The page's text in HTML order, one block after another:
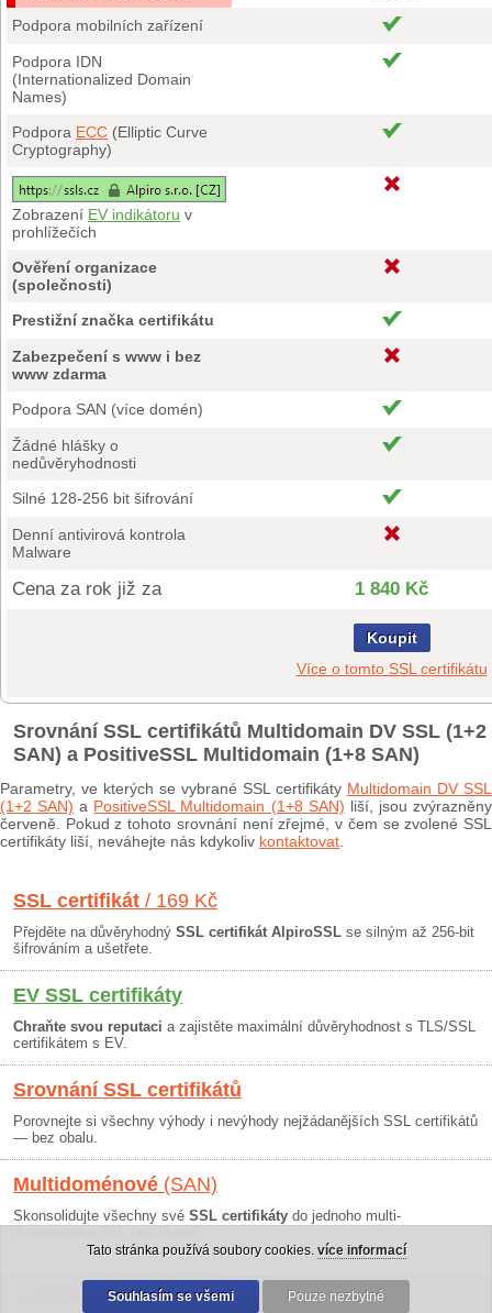
Podpora mobilních zařízení
Podpora IDN
(Internationalized Domain
Names)
Podpora ECC (Elliptic Curve
Cryptography)
Zobrazení EV indikátoru v
prohlížečích
Ověření organizace
(společnosti)
Prestižní značka certifikátu
Zabezpečení s www i bez
www zdarma
Podpora SAN (více domén)
Žádné hlášky o
nedůvěryhodnosti
Silné 128-256 bit šifrování
Denní antivirová kontrola
Malware
Cena za rok již za 1 840 Kč
Koupit
Více o tomto SSL certifikátu
Srovnání SSL certifikátů Multidomain DV SSL (1+2
SAN) a PositiveSSL Multidomain (1+8 SAN)
Parametry, ve kterých se vybrané SSL certifikáty Multidomain DV SSL
(1+2 SAN) a PositiveSSL Multidomain (1+8 SAN) liší, jsou zvýrazněny
červeně. Pokud z tohoto srovnání není zřejmé, v čem se zvolené SSL
certifikáty liší, neváhejte nás kdykoliv kontaktovat
SSL certifikát / 169 Kč
Přejděte na důvěryhodný SSL certifikát AlpiroSSL se silným až 256-bit
šifrováním a ušetřete.
EV SSL certifikáty
Chraňte svou reputaci a zajistěte maximální důvěryhodnost s TLS/SSL
certifikátem s EV.
Srovnání SSL certifikátů
Porovnejte si všechny výhody i nevýhody nejžádanějších SSL certifikátů
— bez obalu.
Multidoménové (SAN)
Skonsolidujte všechny své SSL certifikáty do jednoho multi-
Obchodní podmínky|30 dní záruka
Tato stránka používá soubory cookies. více informací
Souhlasím se všemi Pouze nezbytné